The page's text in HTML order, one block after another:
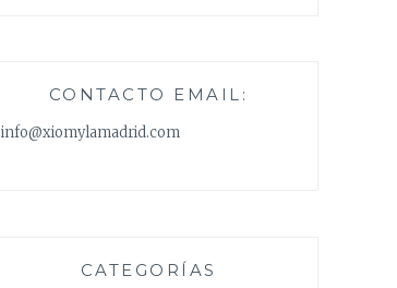
CONTACTO EMAIL:
info@xiomylamadrid.com
CATEGORÍAS